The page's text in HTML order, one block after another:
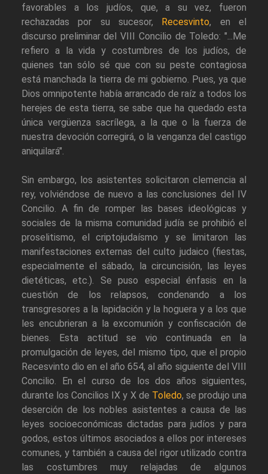
favorables a los judíos, que, a su vez, fueron
rechazadas por su sucesor,
Recesvinto, en el
discurso preliminar del VIII Concilio de Toledo: "...Me
refiero a la vida y costumbres de los judíos, de
quienes tan sólo sé que con su peste contagiosa
está manchada la tierra de mi gobierno. Pues, ya que
Dios omnipotente había arrancado de raíz a todos los
herejes de esta tierra, se sabe que ha quedado esta
única vergüenza sacrílega, a la que o la fuerza de
nuestra devoción corregirá, o la venganza del castigo
aniquilará".
Sin embargo, los asistentes solicitaron clemencia al
rey, volviéndose de nuevo a las conclusiones del IV
Concilio. A fin de romper las bases ideológicas y
sociales de la misma comunidad judía se prohibió el
proselitismo, el criptojudaísmo y se limitaron las
manifestaciones externas del culto judaico (fiestas,
especialmente el sábado, la circuncisión, las leyes
dietéticas, etc.). Se puso especial énfasis en la
cuestión de los relapsos, condenando a los
transgresores a la lapidación y la hoguera y a los que
les encubrieran a la excomunión y confiscación de
bienes. Esta actitud se vio continuada en la
promulgación de leyes, del mismo tipo, que el propio
Recesvinto dio en el año 654, al año siguiente del VIII
Concilio. En el curso de los dos años siguientes,
durante los Concilios IX y X de Toledo, se produjo una
deserción de los nobles asistentes a causa de las
leyes socioeconómicas dictadas para judíos y para
godos, estos últimos asociados a ellos por intereses
comunes, y también a causa del rigor utilizado contra
las costumbres muy relajadas de algunos